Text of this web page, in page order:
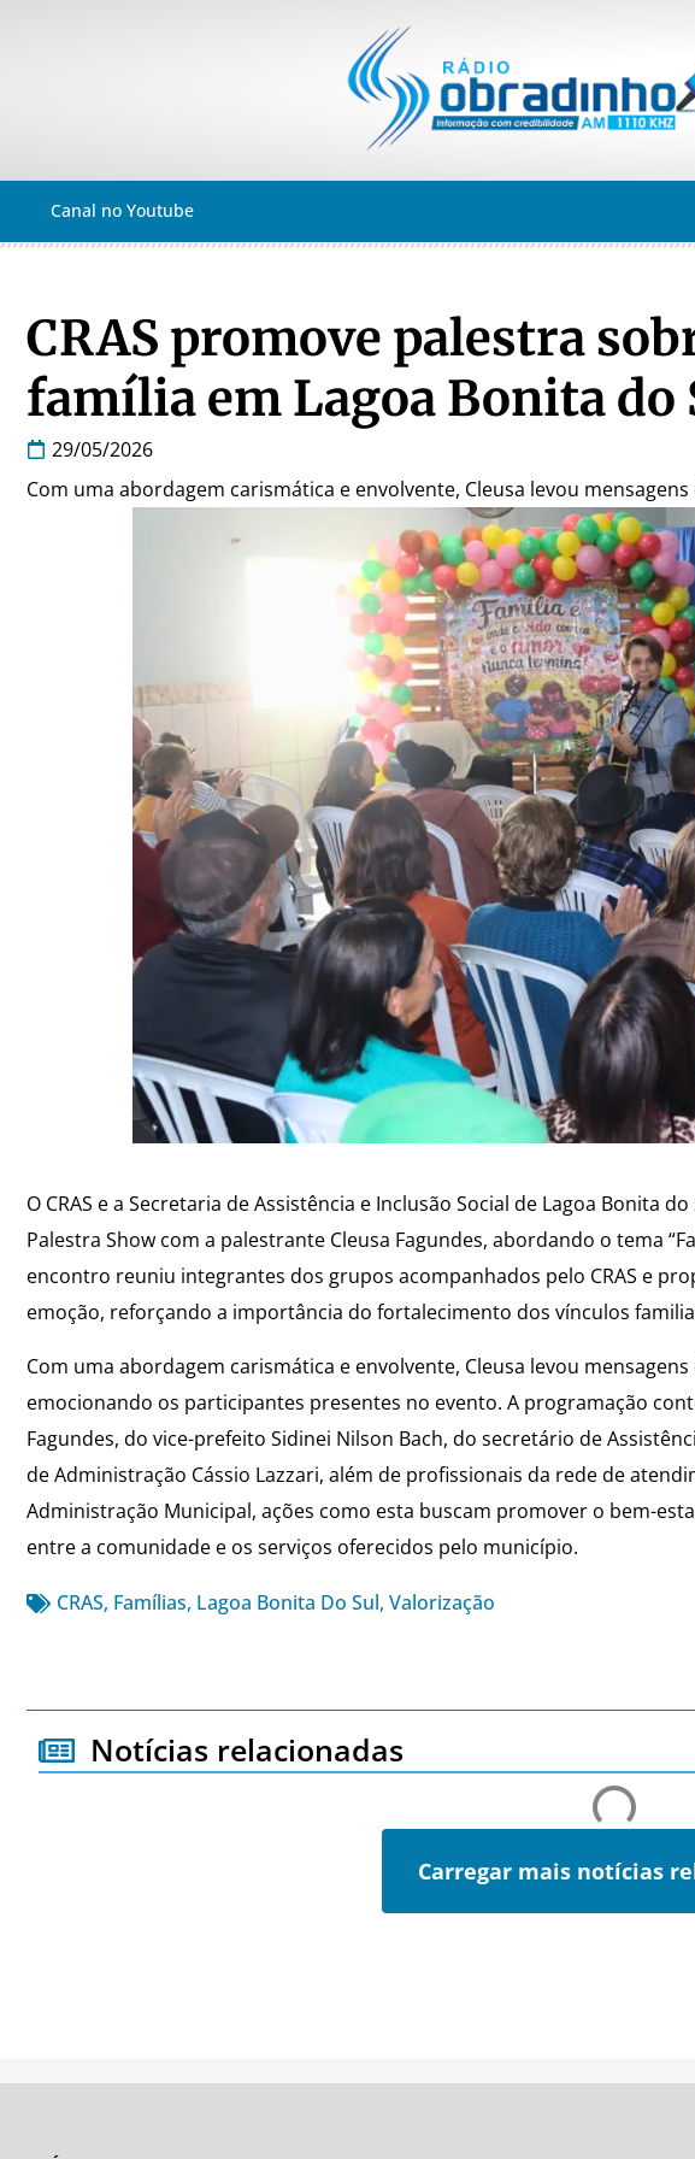
Canal no Youtube
CRAS promove palestra
família em Lagoa Bonita do
29/05/2026
Com uma abordagem carismática e envolvente, Cleusa levou
O CRAS e a Secretaria de Assistência e Inclusão Social de Lagoa Bonita
Palestra Show com a palestrante Cleusa Fagundes, abordando o tema
encontro reuniu integrantes dos grupos acompanhados pelo CRAS e
emoção, reforçando a importância do fortalecimento dos vínculos
Com uma abordagem carismática e envolvente, Cleusa levou
emocionando os participantes presentes no evento. A programação
Fagundes, do vice-prefeito Sidinei Nilson Bach, do secretário de
de Administração Cássio Lazzari, além de profissionais da rede de
Administração Municipal, ações como esta buscam promover o bem-
entre a comunidade e os serviços oferecidos pelo município.
CRAS, Famílias, Lagoa Bonita Do Sul, Valorização
Notícias relacionadas
Carregar mais notícias